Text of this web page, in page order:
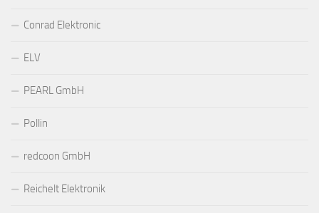
Conrad Elektronic
ELV
PEARL GmbH
Pollin
redcoon GmbH
Reichelt Elektronik